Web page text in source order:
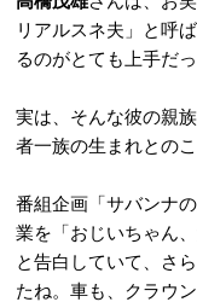
リアルスネ夫」と呼
るのがとても上手だ
実は、そんな彼の親
者一族の生まれとのこ
番組企画「サバンナ
業を「おじいちゃん
と告白していて、さ
たね。車も、クラウ